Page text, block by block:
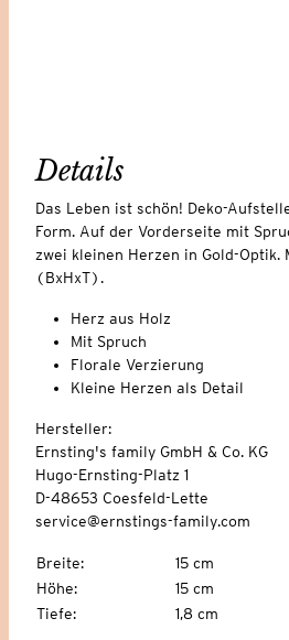
Details
Das Leben ist schön! Deko-
Form. Auf der Vorderseite mit
zwei kleinen Herzen in Gold-Optik.
(BxHxT).
Herz aus Holz
Mit Spruch
Florale Verzierung
Kleine Herzen als Detail
Hersteller:
Ernsting's family GmbH & Co. KG
Hugo-Ernsting-Platz 1
D-48653 Coesfeld-Lette
service@ernstings-family.com
Breite:
15 cm
Höhe:
15 cm
Tiefe: 1,8 cm